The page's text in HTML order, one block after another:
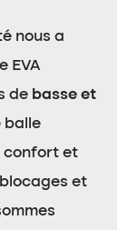
nous a
EVA
de basse et
balle
confort et
et